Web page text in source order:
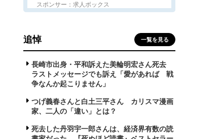
スポンサー：求人ボックス
追悼 一覧を見る
長崎市出身・平和訴えた美輪明宏さん死去
ラストメッセージでも訴え「愛があれば 戦
争なんか起こりません」
つげ義春さんと白土三平さん カリスマ漫画
家、二人の「違い」とは？
死去した丹羽宇一郎さんは、経済界有数の読